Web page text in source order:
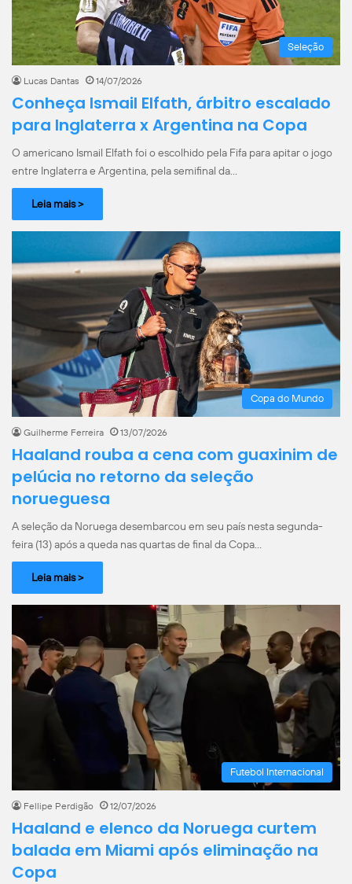
Seleção
Lucas Dantas 14/07/2026
Conheça Ismail Elfath, árbitro escalado
para Inglaterra x Argentina na Copa
O americano Ismail Elfath foi o escolhido pela Fifa para apitar o jogo
entre Inglaterra e Argentina, pela semifinal da…
Leia mais >
Copa do Mundo
Guilherme Ferreira 13/07/2026
Haaland rouba a cena com guaxinim de
pelúcia no retorno da seleção
norueguesa
A seleção da Noruega desembarcou em seu país nesta segunda-
feira (13) após a queda nas quartas de final da Copa…
Leia mais >
Futebol Internacional
Fellipe Perdigão 12/07/2026
Haaland e elenco da Noruega curtem
balada em Miami após eliminação na
Copa